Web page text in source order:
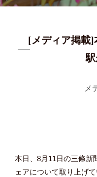
[メディア掲載]
駅
メ
本日、8月11日の三條新
ェアについて取り上げて